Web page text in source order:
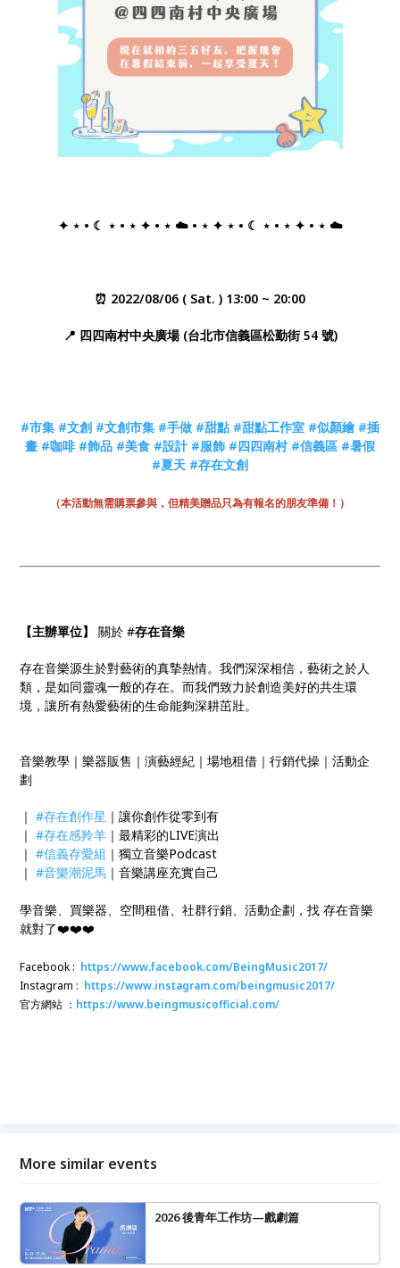
✦ ⋆ • ☾ ⋆ • ⋆ ✦ • ⋆ ☁️ • ⋆ ✦ ⋆ • ☾ ⋆ • ⋆ ✦ • ⋆ ☁️
⏰ 2022/08/06 ( Sat. ) 13:00 ~ 20:00
📍 四四南村中央廣場 (台北市信義區松勤街 54 號)
#市集 #文創 #文創市集 #手做 #甜點 #甜點工作室 #似顏繪 #插
畫 #咖啡 #飾品 #美食 #設計 #服飾 #四四南村 #信義區 #暑假
#夏天 #存在文創
（本活動無需購票參與，但精美贈品只為有報名的朋友準備！）
【主辦單位】 關於 #存在音樂
存在音樂源生於對藝術的真摯熱情。我們深深相信，藝術之於人
類，是如同靈魂一般的存在。而我們致力於創造美好的共生環
境，讓所有熱愛藝術的生命能夠深耕茁壯。
音樂教學｜樂器販售｜演藝經紀｜場地租借｜行銷代操｜活動企
劃
｜#存在創作星 ｜讓你創作從零到有
｜#存在感羚羊 ｜最精彩的LIVE演出
｜#信義存愛組 ｜獨立音樂Podcast
｜#音樂潮泥馬 ｜音樂講座充實自己
學音樂、買樂器、空間租借、社群行銷、活動企劃，找 存在音樂
就對了❤️❤️❤️
Facebook : https://www.facebook.com/BeingMusic2017/
Instagram : https://www.instagram.com/beingmusic2017/
官方網站 ： https://www.beingmusicofficial.com/
More similar events
2026 後青年工作坊—戲劇篇